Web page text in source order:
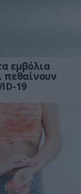
εμβόλια
πεθαίνουν
19